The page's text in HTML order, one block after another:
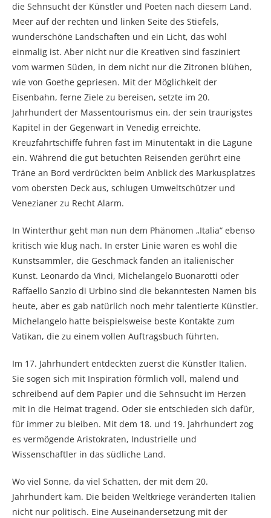
die Sehnsucht der Künstler und Poeten nach diesem Land.
Meer auf der rechten und linken Seite des Stiefels,
wunderschöne Landschaften und ein Licht, das wohl
einmalig ist. Aber nicht nur die Kreativen sind fasziniert
vom warmen Süden, in dem nicht nur die Zitronen blühen,
wie von Goethe gepriesen. Mit der Möglichkeit der
Eisenbahn, ferne Ziele zu bereisen, setzte im 20.
Jahrhundert der Massentourismus ein, der sein traurigstes
Kapitel in der Gegenwart in Venedig erreichte.
Kreuzfahrtschiffe fuhren fast im Minutentakt in die Lagune
ein. Während die gut betuchten Reisenden gerührt eine
Träne an Bord verdrückten beim Anblick des Markusplatzes
vom obersten Deck aus, schlugen Umweltschützer und
Venezianer zu Recht Alarm.
In Winterthur geht man nun dem Phänomen „Italia“ ebenso
kritisch wie klug nach. In erster Linie waren es wohl die
Kunstsammler, die Geschmack fanden an italienischer
Kunst. Leonardo da Vinci, Michelangelo Buonarotti oder
Raffaello Sanzio di Urbino sind die bekanntesten Namen bis
heute, aber es gab natürlich noch mehr talentierte Künstler.
Michelangelo hatte beispielsweise beste Kontakte zum
Vatikan, die zu einem vollen Auftragsbuch führten.
Im 17. Jahrhundert entdeckten zuerst die Künstler Italien.
Sie sogen sich mit Inspiration förmlich voll, malend und
schreibend auf dem Papier und die Sehnsucht im Herzen
mit in die Heimat tragend. Oder sie entschieden sich dafür,
für immer zu bleiben. Mit dem 18. und 19. Jahrhundert zog
es vermögende Aristokraten, Industrielle und
Wissenschaftler in das südliche Land.
Wo viel Sonne, da viel Schatten, der mit dem 20.
Jahrhundert kam. Die beiden Weltkriege veränderten Italien
nicht nur politisch. Eine Auseinandersetzung mit der